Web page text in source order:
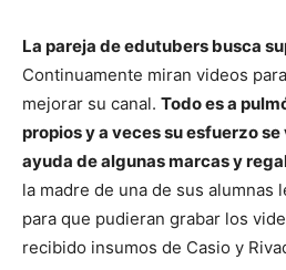
La pareja de edutubers busca
Continuamente miran videos
mejorar su canal. Todo es a
propios y a veces su esfuerzo
ayuda de algunas marcas y
la madre de una de sus alumnas
para que pudieran grabar los
recibido insumos de Casio y